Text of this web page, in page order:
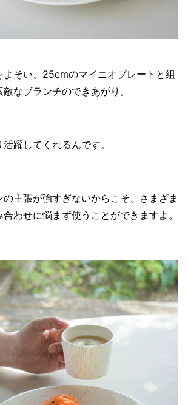
よそい、25cmのマイニオプレートと組
なブランチのできあがり。
躍してくれるんです。
主張が強すぎないからこそ、さまざま
わせに悩まず使うことができますよ。